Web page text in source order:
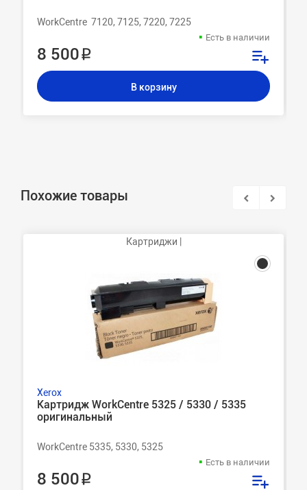
WorkCentre 7120, 7125, 7220, 7225
Есть в наличии
8 500 ₽
В корзину
Похожие товары
Картриджи |
Xerox
Картридж WorkCentre 5325 / 5330 / 5335
оригинальный
WorkCentre 5335, 5330, 5325
Есть в наличии
8 500 ₽